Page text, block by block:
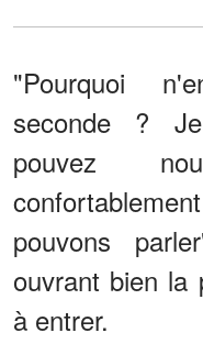
"Pourquoi
seconde ?
pouvez
pouvons
ouvrant bien la
à entrer.